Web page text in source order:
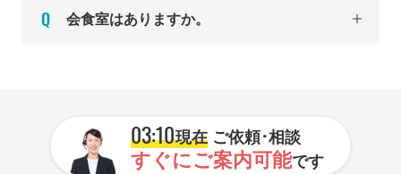
会食室はありますか。
03:10現在ご依頼･相談
すぐにご案内可能です